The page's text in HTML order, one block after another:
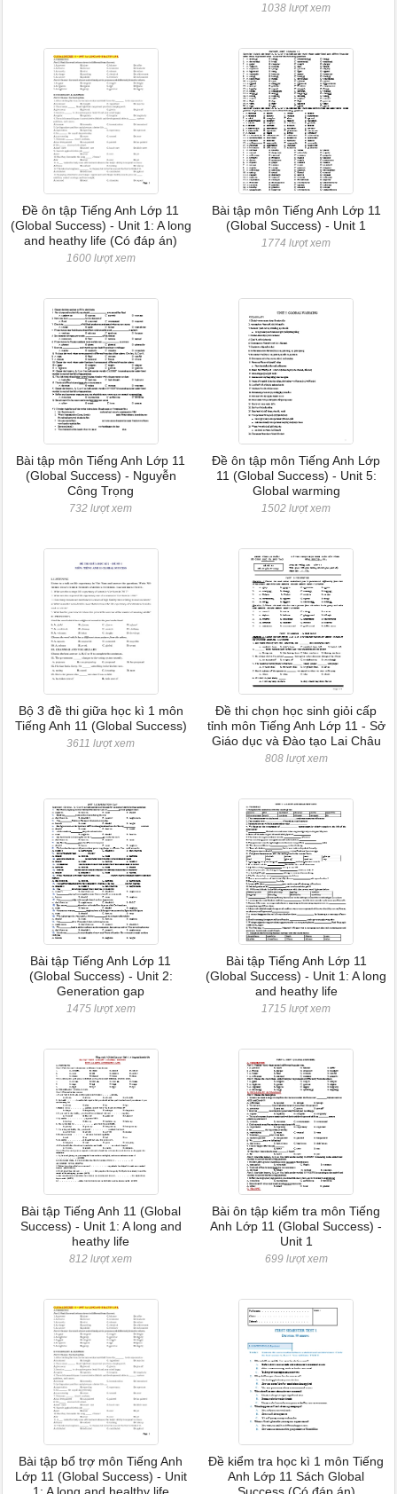
1038 lượt xem
Đề ôn tập Tiếng Anh Lớp 11
(Global Success) - Unit 1: A long
and heathy life (Có đáp án)
1600 lượt xem
Bài tập môn Tiếng Anh Lớp 11
(Global Success) - Unit 1
1774 lượt xem
Bài tập môn Tiếng Anh Lớp 11
(Global Success) - Nguyễn
Công Trọng
732 lượt xem
Đề ôn tập môn Tiếng Anh Lớp
11 (Global Success) - Unit 5:
Global warming
1502 lượt xem
Bộ 3 đề thi giữa học kì 1 môn
Tiếng Anh 11 (Global Success)
3611 lượt xem
Đề thi chọn học sinh giỏi cấp
tỉnh môn Tiếng Anh Lớp 11 - Sở
Giáo dục và Đào tạo Lai Châu
808 lượt xem
Bài tập Tiếng Anh Lớp 11
(Global Success) - Unit 2:
Generation gap
1475 lượt xem
Bài tập Tiếng Anh Lớp 11
(Global Success) - Unit 1: A long
and heathy life
1715 lượt xem
Bài tập Tiếng Anh 11 (Global
Success) - Unit 1: A long and
heathy life
812 lượt xem
Bài ôn tập kiểm tra môn Tiếng
Anh Lớp 11 (Global Success) -
Unit 1
699 lượt xem
Bài tập bổ trợ môn Tiếng Anh
Lớp 11 (Global Success) - Unit
Đề kiểm tra học kì 1 môn Tiếng
Anh Lớp 11 Sách Global